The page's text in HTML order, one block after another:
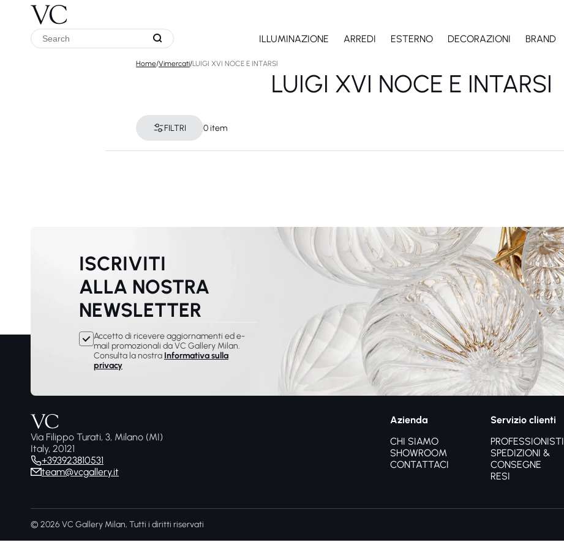
ILLUMINAZIONE ARREDI ESTERNO DECORAZIONI BRAND
Home/Vimercati/LUIGI XVI NOCE E INTARSI
LUIGI XVI NOCE E INTARSI
FILTRI 0 item
ISCRIVITI
ALLA NOSTRA
NEWSLETTER
Accetto di ricevere aggiornamenti ed e-
mail promozionali da VC Gallery Milan.
Consulta la nostra Informativa sulla
privacy
Via Filippo Turati, 3, Milano (MI)
Italy, 20121
+393923810531
team@vcgallery.it
Azienda
CHI SIAMO
SHOWROOM
CONTATTACI
Servizio clienti
PROFESSIONISTI
SPEDIZIONI &
CONSEGNE
RESI
© 2026 VC Gallery Milan, Tutti i diritti riservati